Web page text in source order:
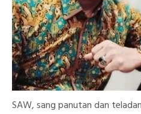
SAW, sang panutan dan